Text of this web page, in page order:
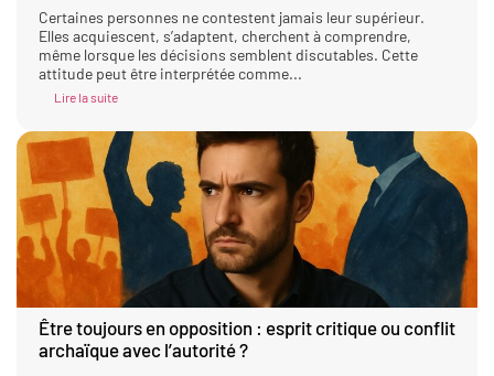
Certaines personnes ne contestent jamais leur supérieur.
Elles acquiescent, s’adaptent, cherchent à comprendre,
même lorsque les décisions semblent discutables. Cette
attitude peut être interprétée comme...
Lire la suite
Être toujours en opposition : esprit critique ou conflit
archaïque avec l’autorité ?